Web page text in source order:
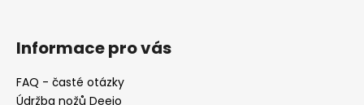
Informace pro vás
FAQ - časté otázky
Údržba nožů Deejo